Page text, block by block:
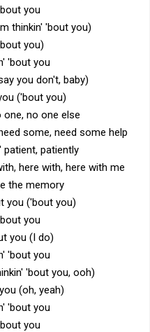
you
thinkin' 'bout you)
you)
'bout you
you don't, baby)
('bout you)
one, no one else
some, need some help
patient, patiently
here with, here with me
the memory
you ('bout you)
you
you (I do)
'bout you
'bout you, ooh)
(oh, yeah)
'bout you
you